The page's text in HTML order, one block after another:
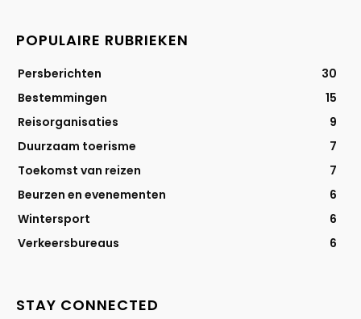
POPULAIRE RUBRIEKEN
Persberichten
30
Bestemmingen
15
Reisorganisaties
9
Duurzaam toerisme
7
Toekomst van reizen
7
Beurzen en evenementen
6
Wintersport
6
Verkeersbureaus
6
STAY CONNECTED